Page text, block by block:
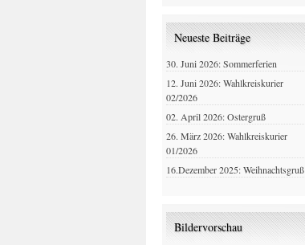
Neueste Beiträge
30. Juni 2026: Sommerferien
12. Juni 2026: Wahlkreiskurier
02/2026
02. April 2026: Ostergruß
26. März 2026: Wahlkreiskurier
01/2026
16.Dezember 2025: Weihnachtsgruß
Bildervorschau